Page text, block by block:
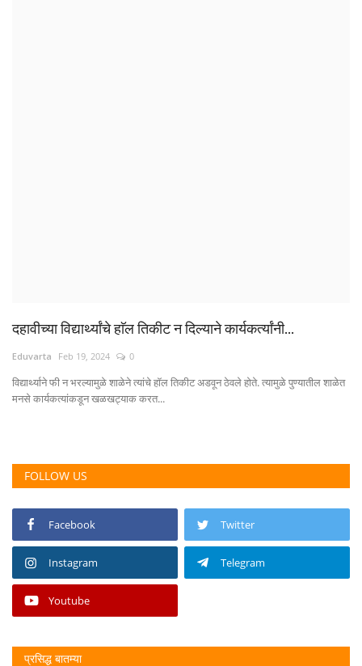
दहावीच्या विद्यार्थ्यांचे हाॅल तिकीट न दिल्याने कार्यकर्त्यांनी...
Eduvarta Feb 19, 2024 0
विद्यार्थ्याने फी न भरल्यामुळे शाळेने त्यांचे हॉल तिकीट अडवून ठेवले होते. त्यामुळे पुण्यातील शाळेत
मनसे कार्यकत्यांकडून खळखट्याक करत...
FOLLOW US
Facebook Twitter
Instagram Telegram
Youtube
प्रसिद्ध बातम्या